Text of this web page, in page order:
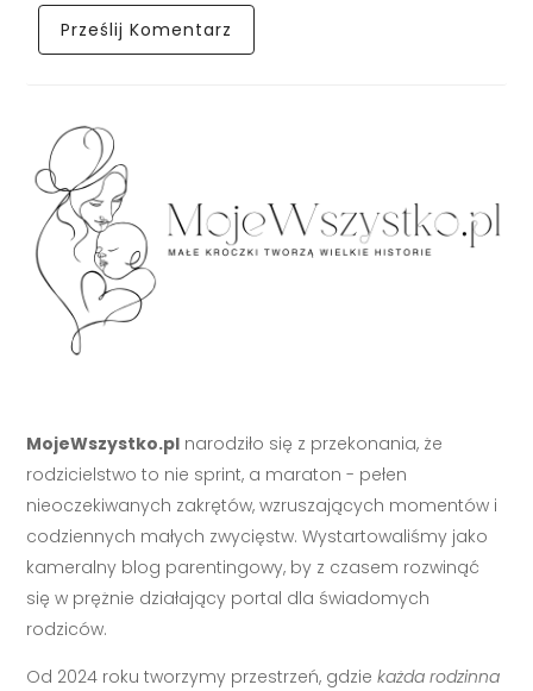
MojeWszystko.pl narodziło się z przekonania, że
rodzicielstwo to nie sprint, a maraton - pełen
nieoczekiwanych zakrętów, wzruszających momentów i
codziennych małych zwycięstw. Wystartowaliśmy jako
kameralny blog parentingowy, by z czasem rozwinąć
się w prężnie działający portal dla świadomych
rodziców.
Od 2024 roku tworzymy przestrzeń, gdziekażda rodzinna